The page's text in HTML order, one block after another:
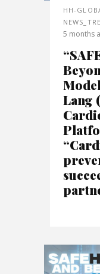
HH-
5 months
Lang